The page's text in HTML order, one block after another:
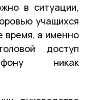
в ситуации,
учащихся
время, а именно
доступ
никак